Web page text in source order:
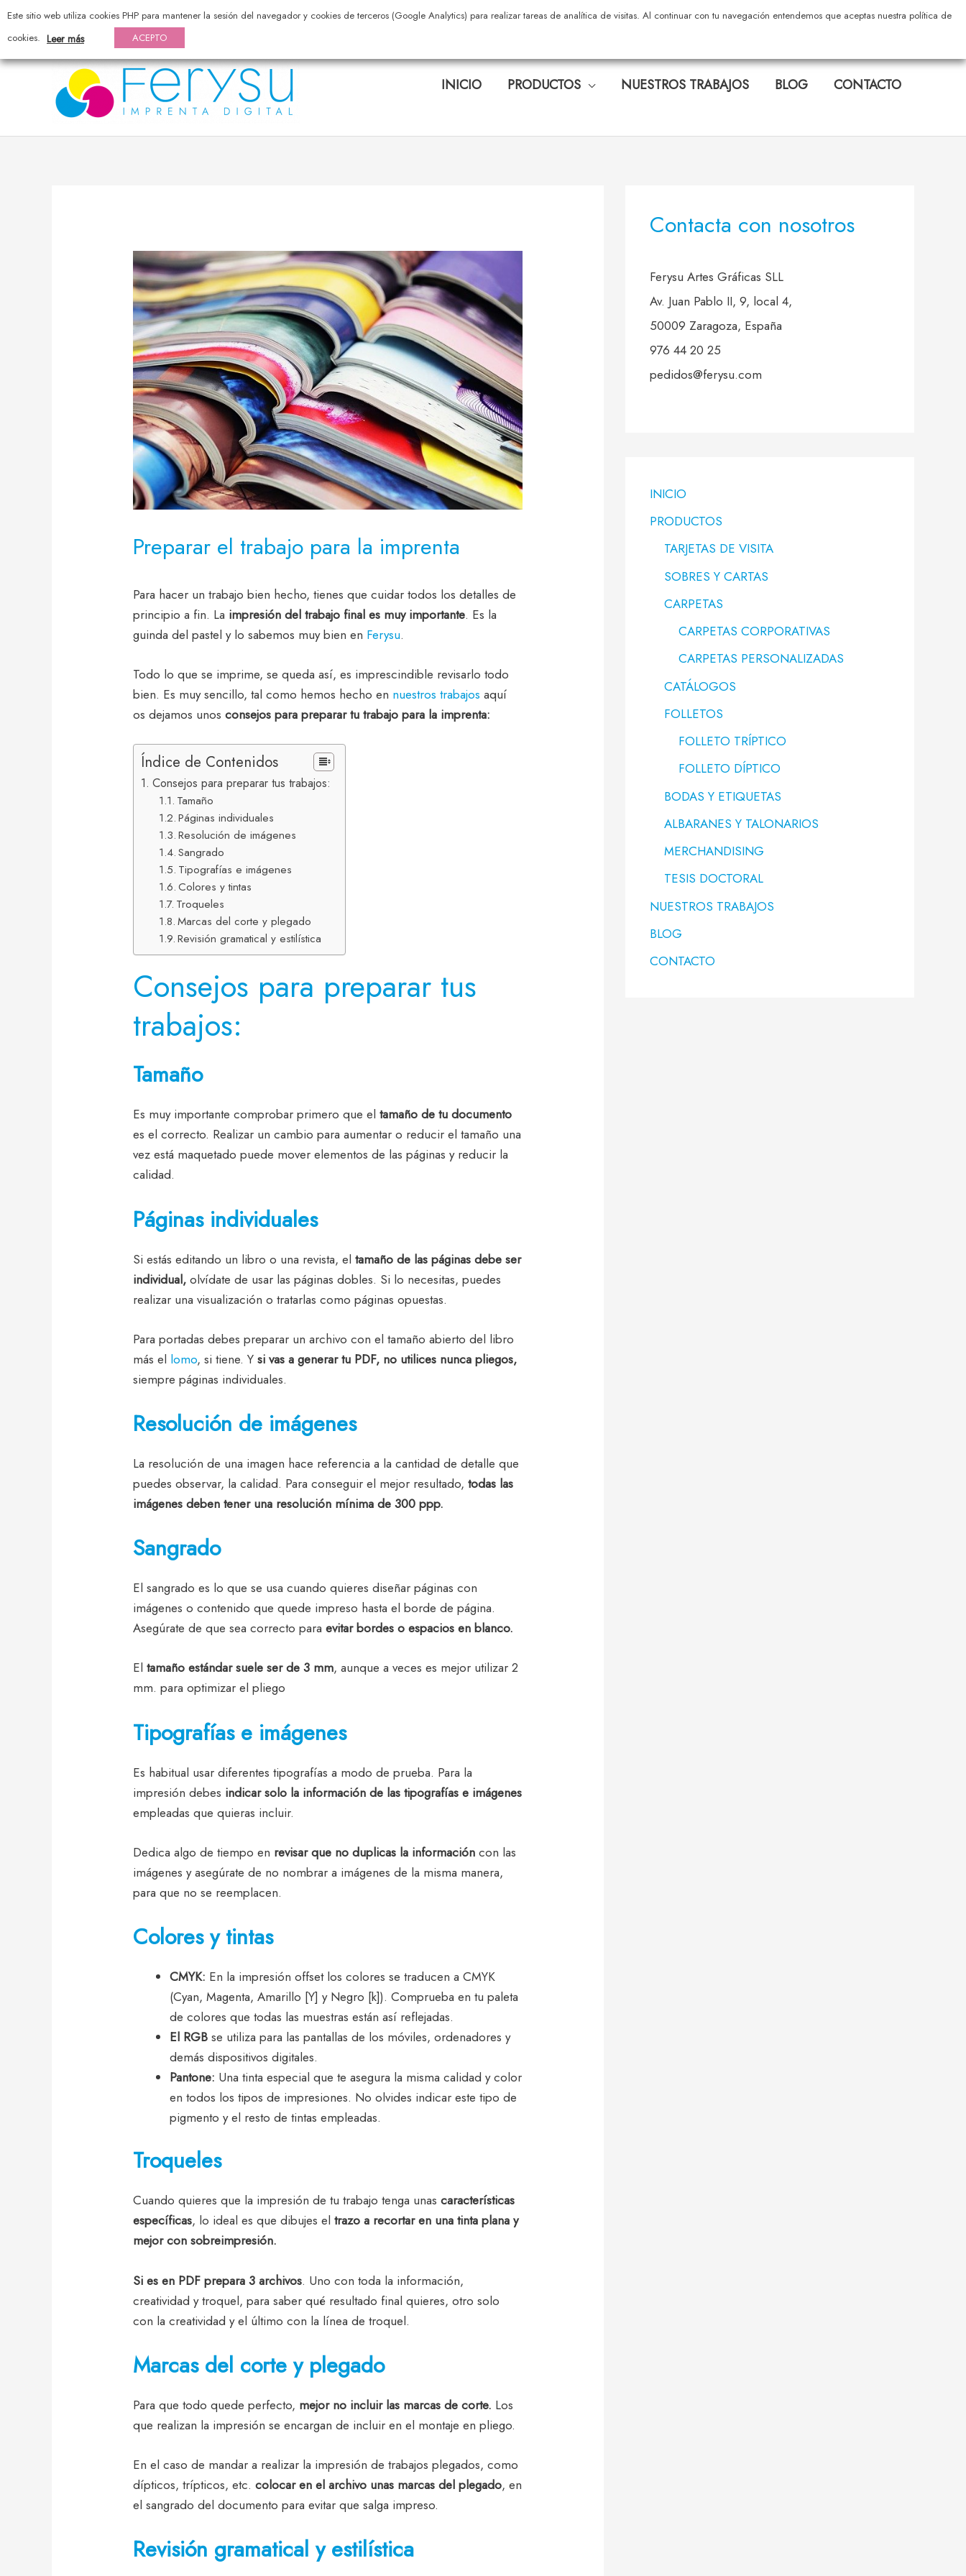
976 44 20 25 — pedidos@ferysu.com
INICIO PRODUCTOS NUESTROS TRABAJOS BLOG CONTACTO
Preparar el trabajo para la imprenta
Para hacer un trabajo bien hecho, tienes que cuidar todos los detalles de
principio a fin. La impresión del trabajo final es muy importante. Es la
guinda del pastel y lo sabemos muy bien en Ferysu.
Todo lo que se imprime, se queda así, es imprescindible revisarlo todo
bien. Es muy sencillo, tal como hemos hecho en nuestros trabajos aquí
os dejamos unosconsejos para preparar tu trabajo para la imprenta:
Índice de Contenidos
Consejos para preparar tus trabajos:
Tamaño
Páginas individuales
Resolución de imágenes
Sangrado
Tipografías e imágenes
Colores y tintas
Troqueles
Marcas del corte y plegado
Revisión gramatical y estilística
Consejos para preparar tus
trabajos:
Tamaño
Es muy importante comprobar primero que el tamaño de tu documento
es el correcto. Realizar un cambio para aumentar o reducir el tamaño una
vez está maquetado puede mover elementos de las páginas y reducir la
calidad.
Páginas individuales
Si estás editando un libro o una revista, el tamaño de las páginas debe ser
individual,olvídate de usar las páginas dobles. Si lo necesitas, puedes
realizar una visualización o tratarlas como páginas opuestas.
Para portadas debes preparar un archivo con el tamaño abierto del libro
más el lomo, si tiene. Ysi vas a generar tu PDF, no utilices nunca pliegos,
siempre páginas individuales.
Resolución de imágenes
La resolución de una imagen hace referencia a la cantidad de detalle que
puedes observar, la calidad. Para conseguir el mejor resultado,todas las
imágenes deben tener una resolución mínima de 300 ppp.
Sangrado
El sangrado es lo que se usa cuando quieres diseñar páginas con
imágenes o contenido que quede impreso hasta el borde de página.
Asegúrate de que sea correcto para evitar bordes o espacios en blanco.
Eltamaño estándar suele ser de 3 mm, aunque a veces es mejor utilizar 2
mm. para optimizar el pliego
Tipografías e imágenes
Es habitual usar diferentes tipografías a modo de prueba. Para la
impresión debes indicar solo la información de las tipografías e imágenes
empleadas que quieras incluir.
Dedica algo de tiempo en revisar que no duplicas la información con las
imágenes y asegúrate de no nombrar a imágenes de la misma manera,
para que no se reemplacen.
Colores y tintas
CMYK: En la impresión offset los colores se traducen a CMYK
(Cyan, Magenta, Amarillo [Y] y Negro [k]). Comprueba en tu paleta
de colores que todas las muestras están así reflejadas.
El RGB se utiliza para las pantallas de los móviles, ordenadores y
demás dispositivos digitales.
Pantone: Una tinta especial que te asegura la misma calidad y color
en todos los tipos de impresiones. No olvides indicar este tipo de
pigmento y el resto de tintas empleadas.
Troqueles
Cuando quieres que la impresión de tu trabajo tenga unascaracterísticas
específicas, lo ideal es que dibujes el trazo a recortar en una tinta plana y
mejor con sobreimpresión.
Si es en PDF prepara 3 archivos. Uno con toda la información,
creatividad y troquel, para saber qué resultado final quieres, otro solo
con la creatividad y el último con la línea de troquel.
Marcas del corte y plegado
Para que todo quede perfecto, mejor no incluir las marcas de corte. Los
que realizan la impresión se encargan de incluir en el montaje en pliego.
En el caso de mandar a realizar la impresión de trabajos plegados, como
dípticos, trípticos, etc.colocar en el archivo unas marcas del plegado, en
el sangrado del documento para evitar que salga impreso.
Revisión gramatical y estilística
Contacta con nosotros
Ferysu Artes Gráficas SLL
Av. Juan Pablo II, 9, local 4,
50009 Zaragoza, España
976 44 20 25
pedidos@ferysu.com
INICIO
PRODUCTOS
TARJETAS DE VISITA
SOBRES Y CARTAS
CARPETAS
CARPETAS CORPORATIVAS
CARPETAS PERSONALIZADAS
CATÁLOGOS
FOLLETOS
FOLLETO TRÍPTICO
FOLLETO DÍPTICO
BODAS Y ETIQUETAS
ALBARANES Y TALONARIOS
MERCHANDISING
TESIS DOCTORAL
NUESTROS TRABAJOS
BLOG
CONTACTO
Este sitio web utiliza cookies PHP para mantener la sesión del navegador y cookies de terceros (Google Analytics) para realizar tareas de analítica de visitas. Al continuar con tu navegación entendemos que aceptas nuestra política de
cookies. Leer más ACEPTO